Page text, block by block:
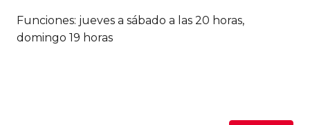
Funciones: jueves a sábado a las 20 horas,
domingo 19 horas